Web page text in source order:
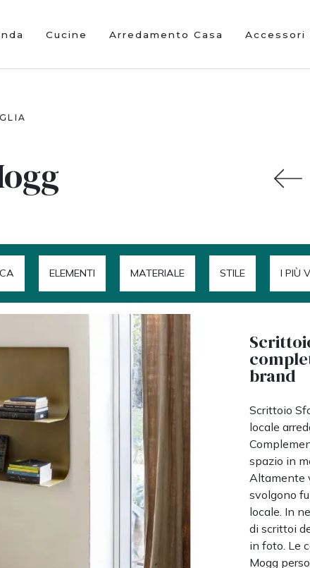
Cucine Arredamento Casa Accessori
ELEMENTI MATERIALE STILE I PIÙ
brand
Scrittoio
locale
spazio in
Altamente
svolgono
locale. In
di scrittoi
in foto. Le
Mogg